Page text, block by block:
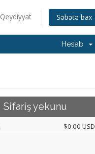
Qeydiyyat Səbətə bax
Hesab
Sifariş yekunu
$0.00 USD